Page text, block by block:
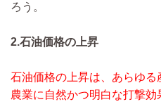
ろう。
2.石油価格の上昇
石油価格の上昇は、あらゆる
農業に自然かつ明白な打撃効